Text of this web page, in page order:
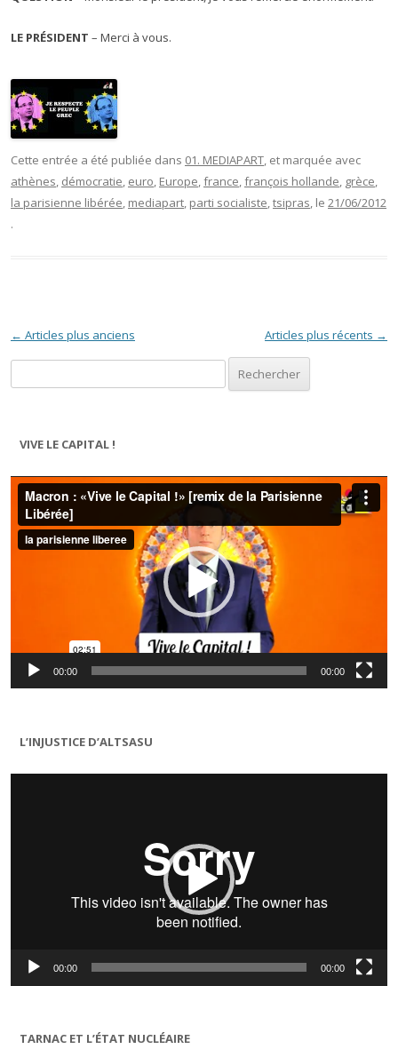
LE PRÉSIDENT – Merci à vous.
Cette entrée a été publiée dans 01. MEDIAPART, et marquée avec
athènes, démocratie, euro, Europe,france,françois hollande, grèce,
la parisienne libérée, mediapart, parti socialiste,tsipras, le 21/06/2012
.
Navigation des articles
← Articles plus anciens Articles plus récents →
VIVE LE CAPITAL !
Lecteur
vidéo
00:00 00:00
L’INJUSTICE D’ALTSASU
Lecteur
00:00 00:00
TARNAC ET L’ÉTAT NUCLÉAIRE